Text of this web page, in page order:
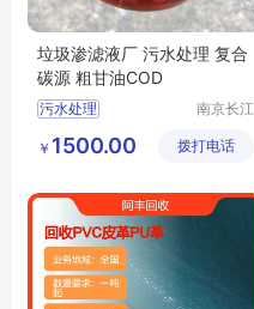
垃圾渗滤液厂 污水处理 复合
碳源 粗甘油COD
污水处理
污水处理行情
南京长江
科技有限
￥ 1500.00 拨打电话